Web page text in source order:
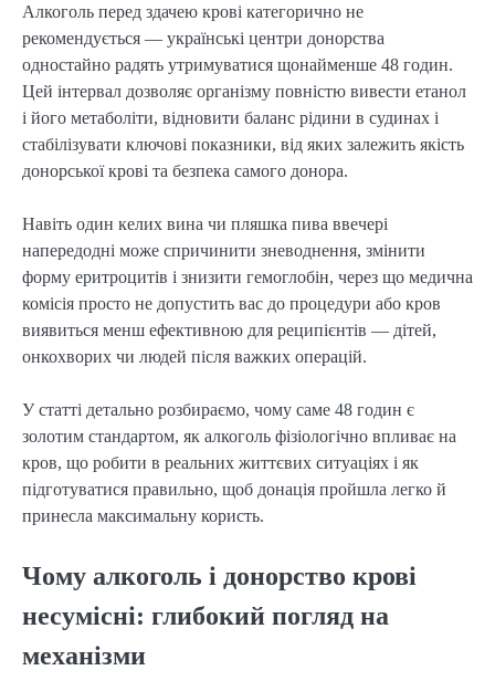
Алкоголь перед здачею крові категорично не
рекомендується — українські центри донорства
одностайно радять утримуватися щонайменше 48 годин.
Цей інтервал дозволяє організму повністю вивести етанол
і його метаболіти, відновити баланс рідини в судинах і
стабілізувати ключові показники, від яких залежить якість
донорської крові та безпека самого донора.
Навіть один келих вина чи пляшка пива ввечері
напередодні може спричинити зневоднення, змінити
форму еритроцитів і знизити гемоглобін, через що медична
комісія просто не допустить вас до процедури або кров
виявиться менш ефективною для реципієнтів — дітей,
онкохворих чи людей після важких операцій.
У статті детально розбираємо, чому саме 48 годин є
золотим стандартом, як алкоголь фізіологічно впливає на
кров, що робити в реальних життєвих ситуаціях і як
підготуватися правильно, щоб донація пройшла легко й
принесла максимальну користь.
Чому алкоголь і донорство крові
несумісні: глибокий погляд на
механізми